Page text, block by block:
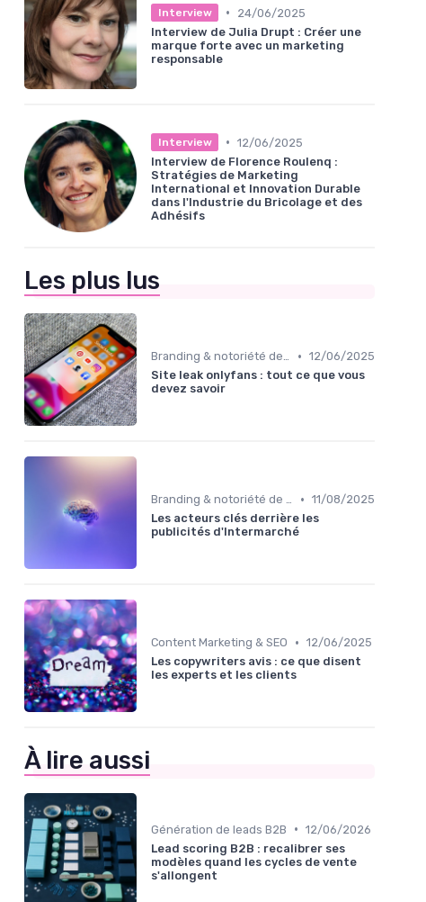
Interview •
24/06/2025
Interview de Julia Drupt : Créer une
marque forte avec un marketing
responsable
Interview • 12/06/2025
Interview de Florence Roulenq :
Stratégies de Marketing
International et Innovation Durable
dans l'Industrie du Bricolage et des
Adhésifs
Les plus lus
Branding & notoriété de marque • 12/06/2025
Site leak onlyfans : tout ce que vous
devez savoir
Branding & notoriété de marque • 11/08/2025
Les acteurs clés derrière les
publicités d'Intermarché
Content Marketing & SEO • 12/06/2025
Les copywriters avis : ce que disent
les experts et les clients
À lire aussi
Génération de leads B2B • 12/06/2026
Lead scoring B2B : recalibrer ses
modèles quand les cycles de vente
s'allongent